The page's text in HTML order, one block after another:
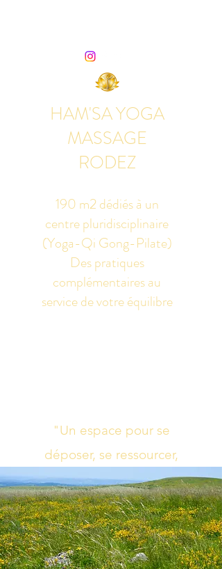
HAM'SA YOGA
MASSAGE
RODEZ
190 m2 dédiés à un
centre pluridisciplinaire
(Yoga-Qi Gong-Pilate)
Des pratiques
complémentaires au
service de votre équilibre
"Un espace pour se
déposer, se ressourcer,
s’harmoniser"